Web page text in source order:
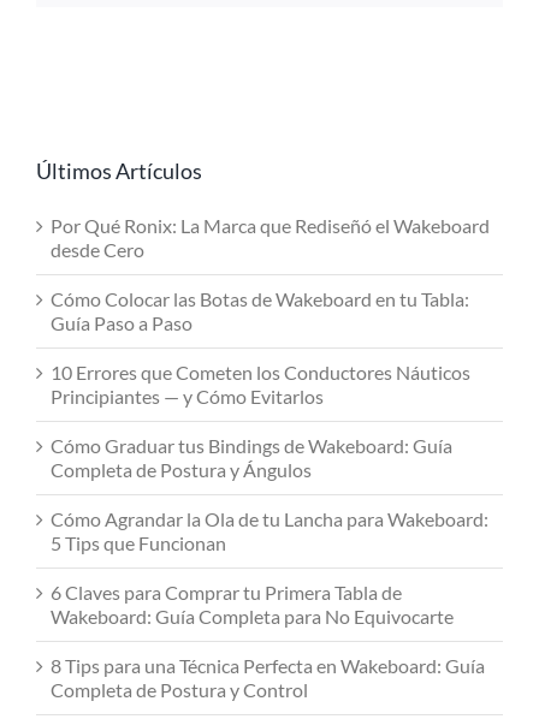
Últimos Artículos
Por Qué Ronix: La Marca que Rediseñó el Wakeboard
desde Cero
Cómo Colocar las Botas de Wakeboard en tu Tabla:
Guía Paso a Paso
10 Errores que Cometen los Conductores Náuticos
Principiantes — y Cómo Evitarlos
Cómo Graduar tus Bindings de Wakeboard: Guía
Completa de Postura y Ángulos
Cómo Agrandar la Ola de tu Lancha para Wakeboard:
5 Tips que Funcionan
6 Claves para Comprar tu Primera Tabla de
Wakeboard: Guía Completa para No Equivocarte
8 Tips para una Técnica Perfecta en Wakeboard: Guía
Completa de Postura y Control